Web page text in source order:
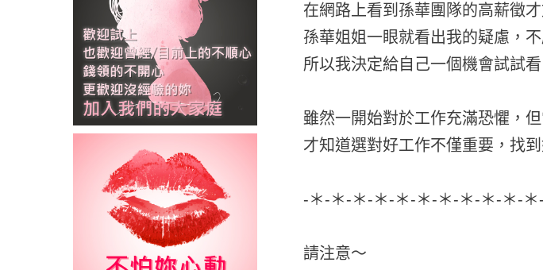
在網路上看到孫華團隊的高薪徵
孫華姐姐一眼就看出我的疑慮，
所以我決定給自己一個機會試試看
雖然一開始對於工作充滿恐懼，
才知道選對好工作不僅重要，找
-＊-＊-＊-＊-＊-＊-＊-＊-＊-＊-
請注意～